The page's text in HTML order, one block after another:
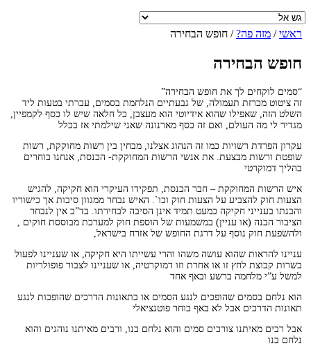
ראשי/ מזה פה?/ חופש הבחירה
חופש הבחירה
“סמים לוקחים לך את חופש הבחירה”
זה ציטוט מכרזת תעמולה, של גבעתיים הנלחמת בסמים, עברתי בטעות ליד
השלט הזה, שאפילו שהוא אידיוטי הוא מעצבן, כל חלאה שיש לו כסף לקמפיין,
מגדיר לי מה העולם, ואם זה כסף מארנונה שאני שילמתי אז בכלל
עקרון הפרדת רשויות כמו זה הנהוג אצלנו, מבחין בין רשות מחוקקת, רשות
שופטת ורשות מבצעת. את אנשי הרשות המחוקקת- הכנסת, אנחנו בוחרים
בהליך דמוקרטי
איש הרשות המחוקקת – חבר הכנסת, תפקידו העיקרי הוא חקיקה, להגיש
הצעות חוק להצביע על הצעות חוק וכו`. האיש נבחר ממגוון סיבות אך כישוריו
והבנתו בענייני חקיקה כמעט תמיד אינן הסיבה לבחירתו. בד”כ אין לנבחר
הציבור הבנה (או עניין) במשמעות של הוספת חוק למערכת מבוססת חוקים ,
ולהשפעת חוק נוסף על דרגת החופש של אזרח בישראל,
עניינו להראות שהוא עושה משהו והרי עשייתו היא חקיקה, או שעניינו לפעול
בשרות קבוצת לחץ זו או אחרת וזו דמוקרטיה, או שעניינו לצבור פופולריות
למשל ע”י מלחמה ברשע ובאף אחד
הוא נלחם בסמים שהופכים לנגע הסמים או בתאונות הדרכים שהופכות לנגע
תאונות הדרכים אבל לא באף בוחר פוטנציאלי
אבל רבים מאיתנו צורכים סמים והוא נלחם בנו, ורבים מאיתנו נוהגים והוא
נלחם בנו